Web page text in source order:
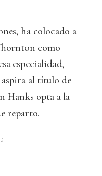
ha colocado a
como
especialidad,
al título de
Hanks opta a la
reparto.